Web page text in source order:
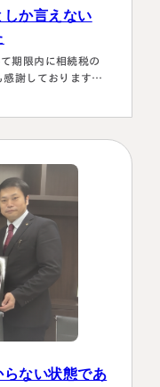
務所
0854
いたま市大宮区桜木町一丁目
1
ミチKOZ4階
か言えない
期限内に相続税の
謝しております。
」としか言えない
ない状態であ